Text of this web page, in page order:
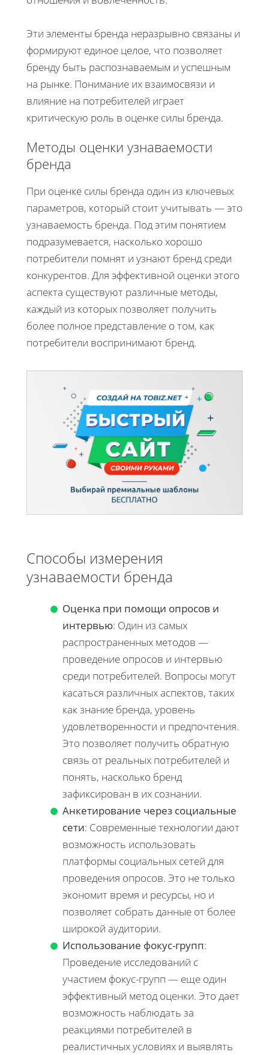
Эти элементы бренда неразрывно связаны и
формируют единое целое, что позволяет
бренду быть распознаваемым и успешным
на рынке. Понимание их взаимосвязи и
влияние на потребителей играет
критическую роль в оценке силы бренда.
Методы оценки узнаваемости
бренда
При оценке силы бренда один из ключевых
параметров, который стоит учитывать — это
узнаваемость бренда. Под этим понятием
подразумевается, насколько хорошо
потребители помнят и узнают бренд среди
конкурентов. Для эффективной оценки этого
аспекта существуют различные методы,
каждый из которых позволяет получить
более полное представление о том, как
потребители воспринимают бренд.
Способы измерения
узнаваемости бренда
Оценка при помощи опросов и
интервью: Один из самых
распространенных методов —
проведение опросов и интервью
среди потребителей. Вопросы могут
касаться различных аспектов, таких
как знание бренда, уровень
удовлетворенности и предпочтения.
Это позволяет получить обратную
связь от реальных потребителей и
понять, насколько бренд
зафиксирован в их сознании.
Анкетирование через социальные
сети: Современные технологии дают
возможность использовать
платформы социальных сетей для
проведения опросов. Это не только
экономит время и ресурсы, но и
позволяет собрать данные от более
широкой аудитории.
Использование фокус-групп:
Проведение исследований с
участием фокус-групп — еще один
эффективный метод оценки. Это дает
возможность наблюдать за
реакциями потребителей в
реалистичных условиях и выявлять